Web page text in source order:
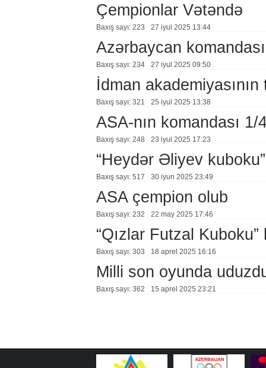
Çempionlar Vətəndə
Baxış sayı: 223 27 i̇yul 2025 13:44
Azərbaycan
Baxış sayı: 234 27 i̇yul 2025 09:50
İdman
Baxış sayı: 321 25 i̇yul 2025 13:38
ASA-nın komandası 1/
Baxış sayı: 248 23 i̇yul 2025 17:23
“Heydər Əliyev
Baxış sayı: 517 30 i̇yun 2025 23:49
ASA çempion olub
Baxış sayı: 232 22 may 2025 17:46
“Qızlar Futzal
Baxış sayı: 303 18 aprel 2025 16:16
Milli son oyunda
Baxış sayı: 362 15 aprel 2025 23:21